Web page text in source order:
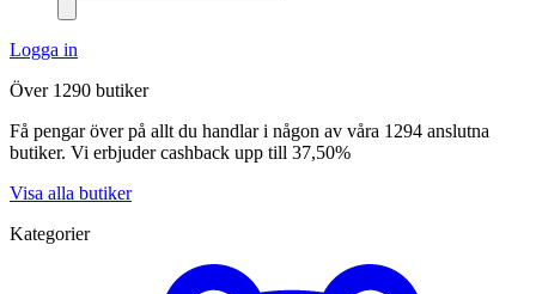
Logga in
Över 1290 butiker
Få pengar över på allt du handlar i någon av våra 1294 anslutna
butiker. Vi erbjuder cashback upp till 37,50%
Visa alla butiker
Kategorier